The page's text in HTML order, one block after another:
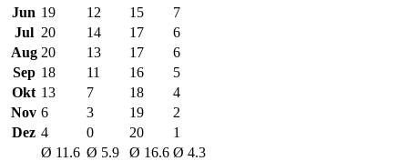
Jun 19 12 15
7
Jul 20 14 17
6
Aug 20 13 17
6
Sep 18 11 16
5
Okt 13 7 18
4
Nov 6 3 19
2
Dez 4 0 20
1
Ø 11.6 Ø 5.9 Ø 16.6 Ø 4.3